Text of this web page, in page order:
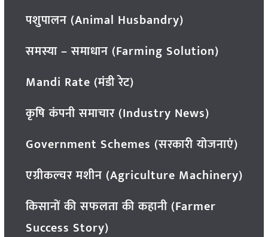
पशुपालन (Animal Husbandry)
समस्या – समाधान (Farming Solution)
Mandi Rate (मंडी रेट)
कृषि कंपनी समाचार (Industry News)
Government Schemes (सरकारी योजनाएं)
एग्रीकल्चर मशीन (Agriculture Machinery)
किसानों की सफलता की कहानी (Farmer
Success Story)